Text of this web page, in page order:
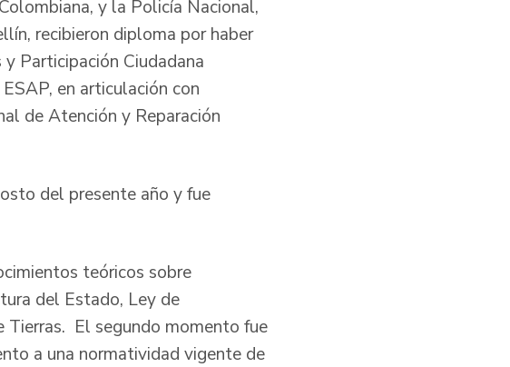
y la Policía Nacional,
recibieron diploma por haber
Participación Ciudadana
en articulación con
de Atención y Reparación
del presente año y fue
teóricos sobre
del Estado, Ley de
Tierras. El segundo momento fue
a una normatividad vigente de